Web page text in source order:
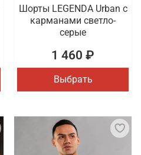
Шорты LEGENDA Urban c
карманами светло-
серые
1 460 ₽
Выбрать